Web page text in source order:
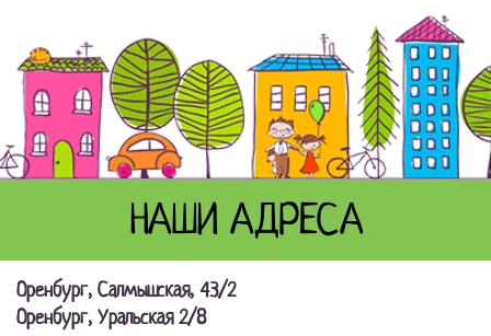
НАШИ АДРЕСА
Оренбург, Салмышская, 43/2
Оренбург, Уральская 2/8